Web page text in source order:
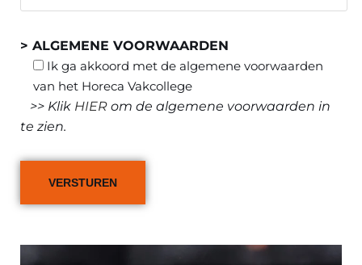
> ALGEMENE VOORWAARDEN
Ik ga akkoord met de algemene voorwaarden
van het Horeca Vakcollege
>> Klik HIER om de algemene voorwaarden in
te zien.